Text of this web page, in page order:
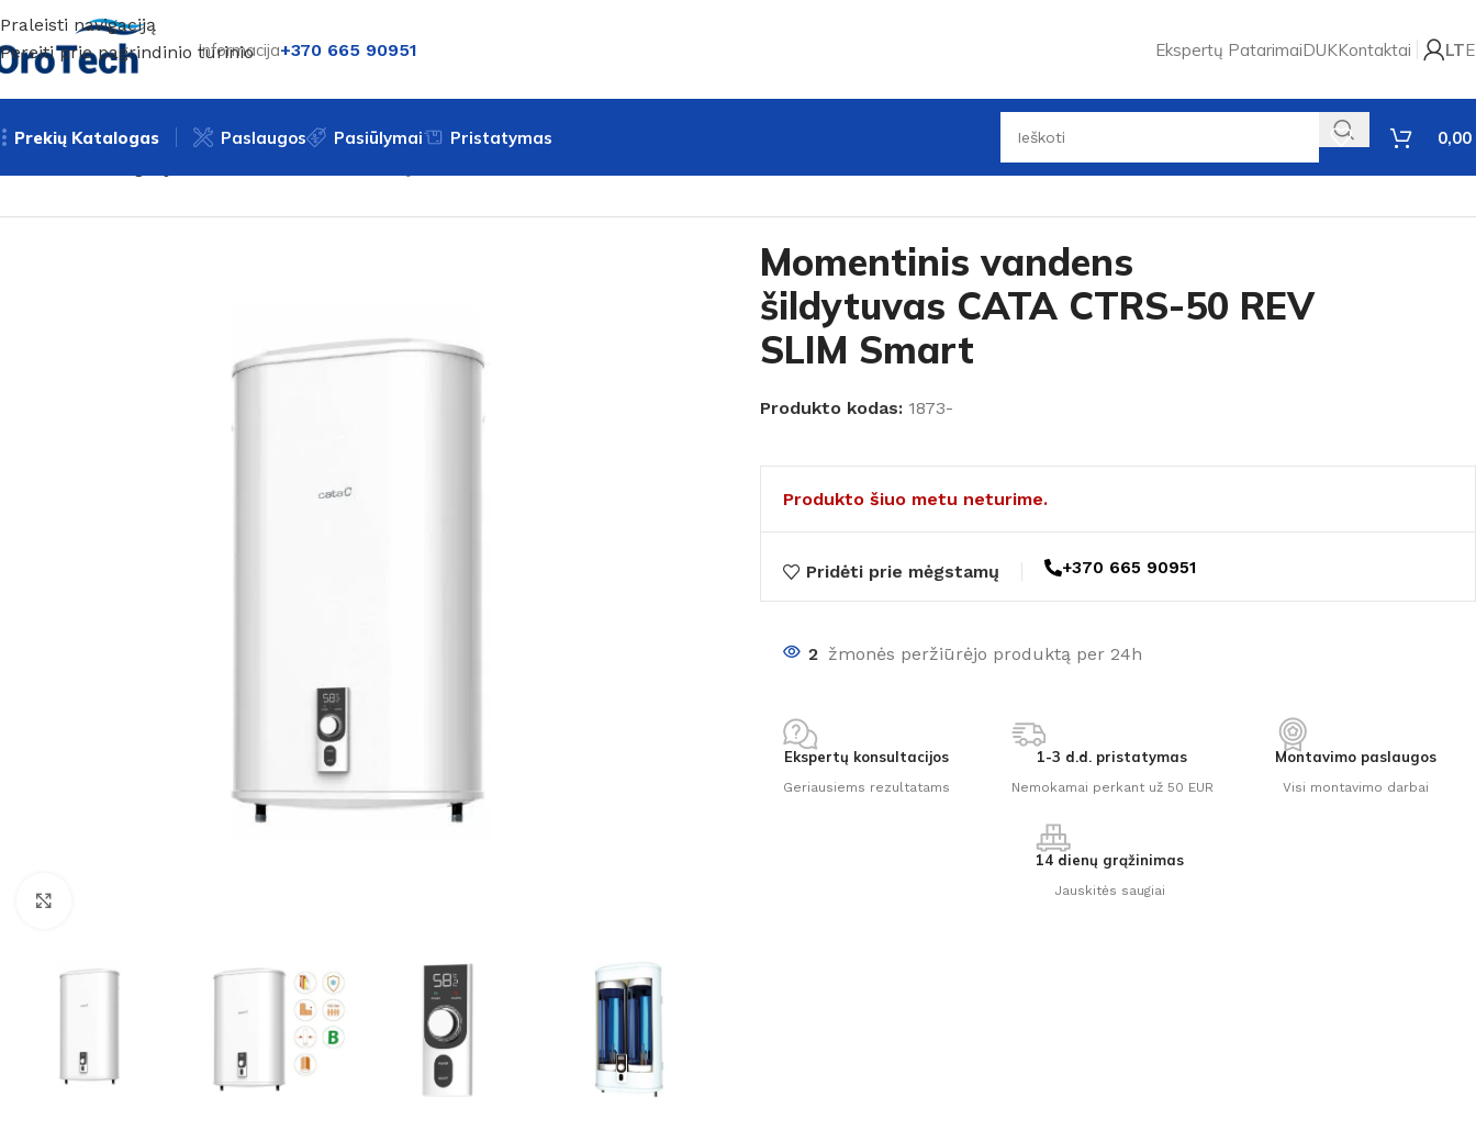
Praleisti navigaciją
Pereiti prie pagrindinio turinio
Informacija+370 665 90951 Ekspertų PatarimaiDUKKontaktai LT
Prekių Katalogas Paslaugos Pasiūlymai Pristatymas
0,00
Momentinis vandens
šildytuvas CATA CTRS-50 REV
SLIM Smart
Produkto kodas: 1873-
Produkto šiuo metu neturime.
Pridėti prie mėgstamų +370 665 90951
2 žmonės peržiūrėjo produktą per 24h
Ekspertų konsultacijos
Geriausiems rezultatams
1-3 d.d. pristatymas
Nemokamai perkant už 50 EUR
Montavimo paslaugos
Visi montavimo darbai
14 dienų grąžinimas
Jauskitės saugiai